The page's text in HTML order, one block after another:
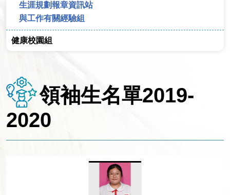
生涯規劃報章資訊站
與工作有關經驗組
健康校園組
領袖生名單2019-
2020